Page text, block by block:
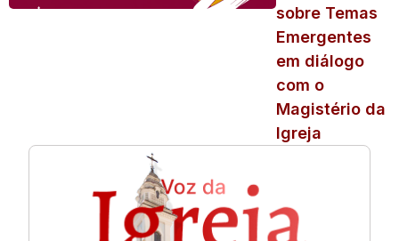
sobre Temas
Emergentes
em diálogo
com o
Magistério da
Igreja